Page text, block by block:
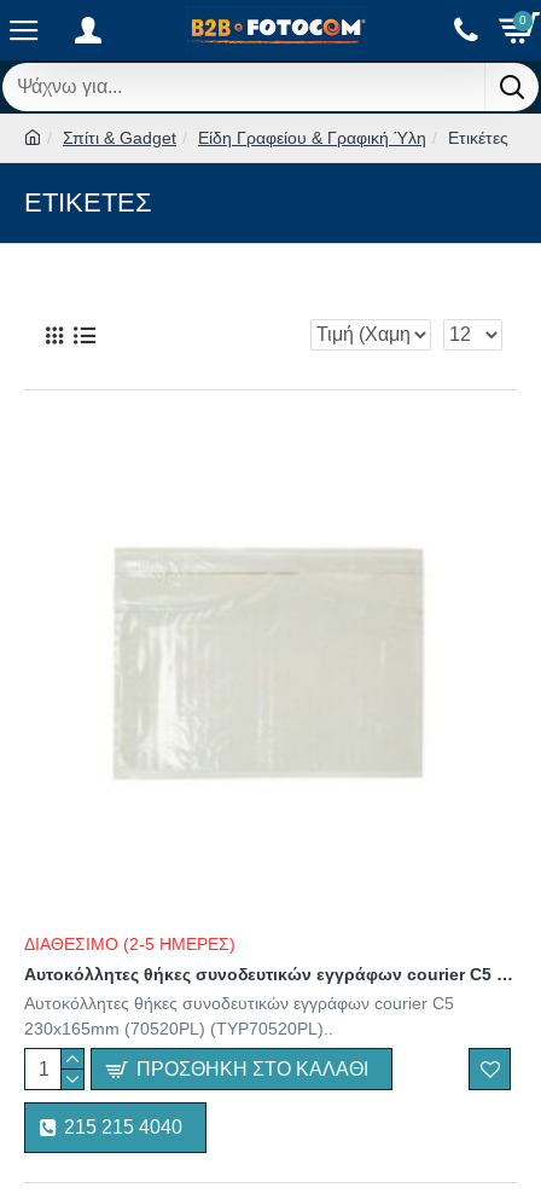
0
Σπίτι & Gadget Είδη Γραφείου & Γραφική Ύλη Ετικέτες
ΕΤΙΚΈΤΕΣ
ΔΙΑΘΕΣΙΜΟ (2-5 ΗΜΕΡΕΣ)
Αυτοκόλλητες θήκες συνοδευτικών εγγράφων courier C5 230x165mm (70520PL) (TYP70520PL)
Αυτοκόλλητες θήκες συνοδευτικών εγγράφων courier C5
230x165mm (70520PL) (TYP70520PL)..
ΠΡΟΣΘΉΚΗ ΣΤΟ ΚΑΛΆΘΙ
215 215 4040